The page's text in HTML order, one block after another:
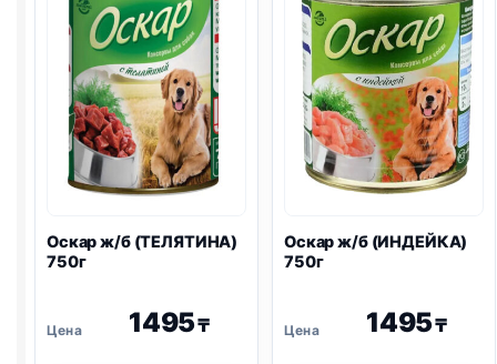
Оскар ж/б (ТЕЛЯТИНА)
750г
1495₸
Оскар ж/б (ИНДЕЙКА)
750г
1495₸